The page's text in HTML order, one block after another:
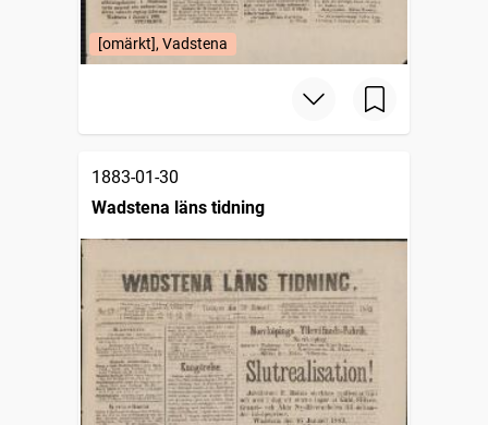
[omärkt], Vadstena
1883-01-30
Wadstena läns tidning